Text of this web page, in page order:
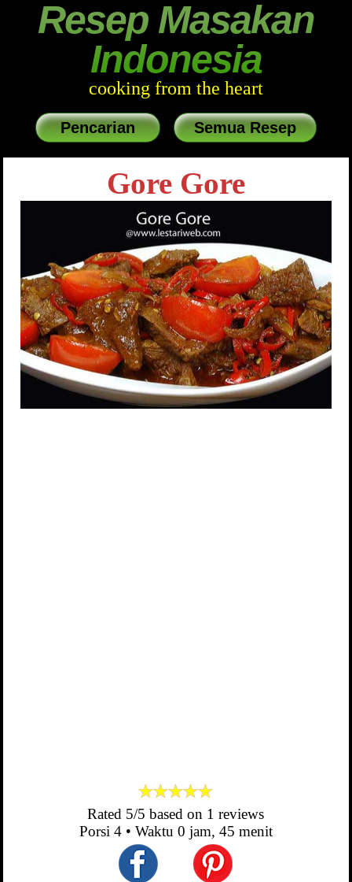
Resep Masakan
Indonesia
cooking from the heart
Pencarian Semua Resep
Gore Gore
Rated 5/5 based on 1 reviews
Porsi 4• Waktu 0 jam, 45 menit